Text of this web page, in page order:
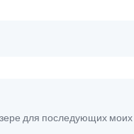
для последующих